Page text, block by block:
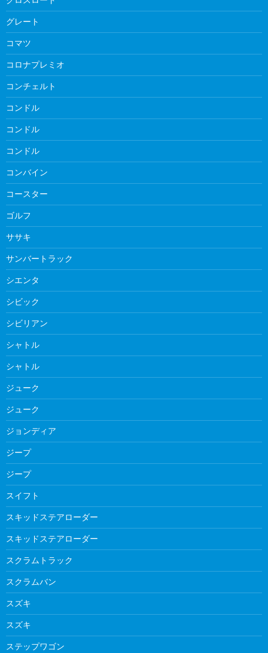
グレート
コマツ
コロナプレミオ
コンチェルト
コンドル
コンドル
コンドル
コンバイン
コースター
ゴルフ
ササキ
サンバートラック
シエンタ
シビック
シビリアン
シャトル
シャトル
ジューク
ジューク
ジョンディア
ジープ
ジープ
スイフト
スキッドステアローダー
スキッドステアローダー
スクラムトラック
スクラムバン
スズキ
スズキ
ステップワゴン